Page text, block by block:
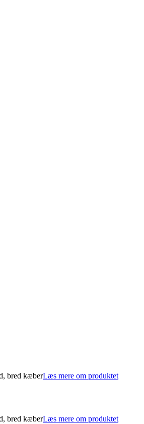
bred kæberLæs mere om produktet
bred kæberLæs mere om produktet